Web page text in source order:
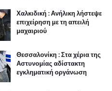
Χαλκιδική : Ανήλικη λήστεψε
επιχείρηση με τη απειλή
μαχαιριού
Θεσσαλονίκη : Στα χέρια της
Αστυνομίας αδίστακτη
εγκληματική οργάνωση